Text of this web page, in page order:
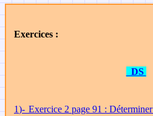
Exercices :
DS
1)- Exercice 2 page 91 :